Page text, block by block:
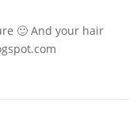
🙂 And your hair